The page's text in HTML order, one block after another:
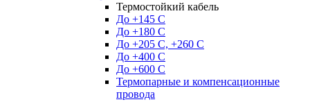
Термостойкий кабель
До +145 С
До +180 C
До +205 С, +260 С
До +400 C
До +600 С
Термопарные и компенсационные
провода